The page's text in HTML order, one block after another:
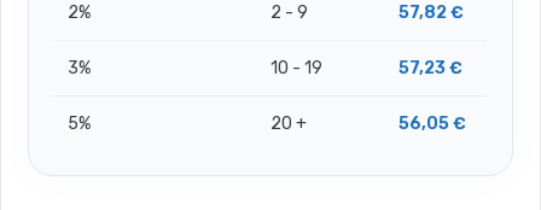
2% 2 - 9 57,82€
3% 10 - 19 57,23€
5% 20 + 56,05€